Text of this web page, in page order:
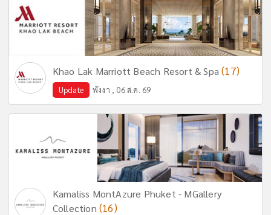
Khao Lak Marriott Beach Resort & Spa(17)
Update พังงา , 06 ส.ค. 69
Kamaliss MontAzure Phuket - MGallery
Collection (16)